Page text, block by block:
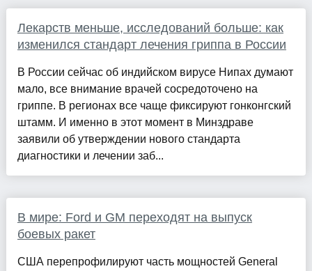
Лекарств меньше, исследований больше: как
изменился стандарт лечения гриппа в России
В России сейчас об индийском вирусе Нипах думают
мало, все внимание врачей сосредоточено на
гриппе. В регионах все чаще фиксируют гонконгский
штамм. И именно в этот момент в Минздраве
заявили об утверждении нового стандарта
диагностики и лечении заб...
В мире: Ford и GM переходят на выпуск
боевых ракет
США перепрофилируют часть мощностей General